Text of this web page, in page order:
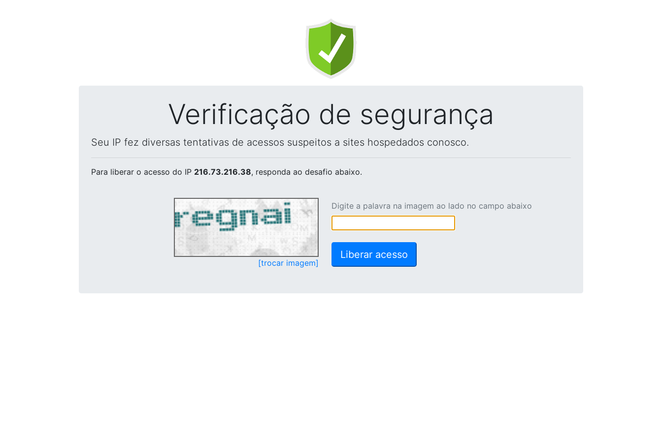
Verificação de segurança
Seu IP fez diversas tentativas de acessos suspeitos a sites hospedados conosco.
Para liberar o acesso do IP 216.73.216.38, responda ao desafio abaixo.
[trocar imagem]
Digite a palavra na imagem ao lado no campo abaixo